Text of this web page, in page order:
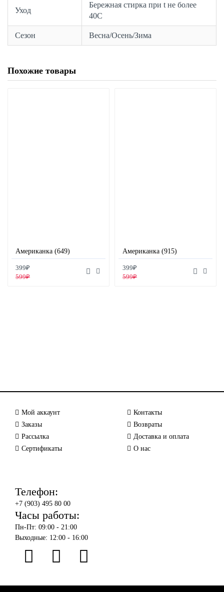
Уход
Бережная стирка при t не более
40С
Сезон Весна/Осень/Зима
Похожие товары
Американка (649)
399₽
599₽
Американка (915)
399₽
599₽
Мой аккаунт
Заказы
Рассылка
Сертификаты
Контакты
Возвраты
Доставка и оплата
О нас
Телефон:
+7 (903) 495 80 00
Часы работы:
Пн-Пт: 09:00 - 21:00
Выходные: 12:00 - 16:00